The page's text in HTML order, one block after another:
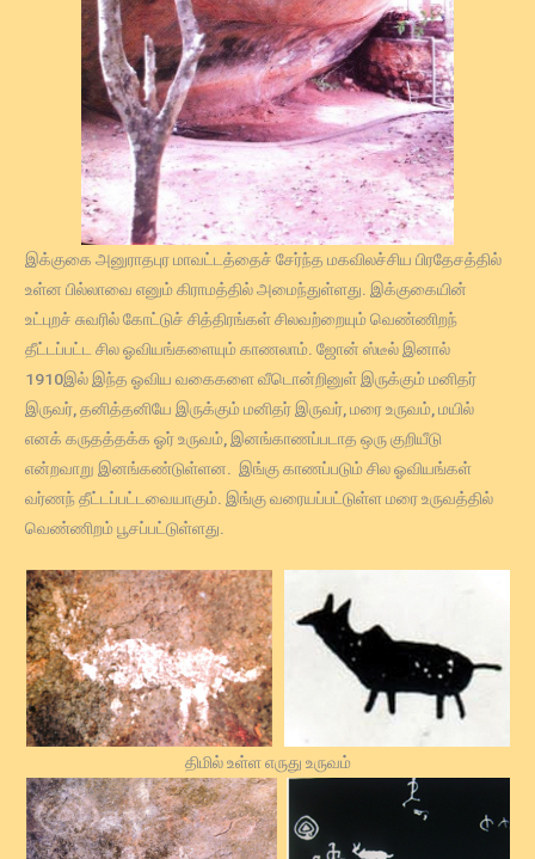
இக்குகை அனுராதபுர மாவட்டத்தைச் சேர்ந்த மகவிலச்சிய பிரதேசத்தில்
உள்ன பில்லாவை எனும் கிராமத்தில் அமைந்துள்ளது. இக்குகையின்
உட்புறச் சுவரில் கோட்டுச் சித்திரங்கள் சிலவற்றையும் வெண்ணிறந்
தீட்டப்பட்ட சில ஓவியங்களையும் காணலாம். ஜோன் ஸ்டீல் இனால்
1910இல் இந்த ஓவிய வகைகளை வீடொன்றினுள் இருக்கும் மனிதர்
இருவர், தனித்தனியே இருக்கும் மனிதர் இருவர், மரை உருவம், மயில்
எனக் கருதத்தக்க ஓர் உருவம், இனங்காணப்படாத ஒரு குறியீடு
என்றவாறு இனங்கண்டுள்ளன. இங்கு காணப்படும் சில ஓவியங்கள்
வர்ணந் தீட்டப்பட்டவையாகும். இங்கு வரையப்பட்டுள்ள மரை உருவத்தில்
வெண்ணிறம் பூசப்பட்டுள்ளது.
திமில் உள்ள எருது உருவம்